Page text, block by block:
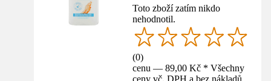
Toto zboží zatím nikdo
nehodnotil.
(0)
cenu — 89,00 Kč * Všechny
ceny vč. DPH a bez nákladů